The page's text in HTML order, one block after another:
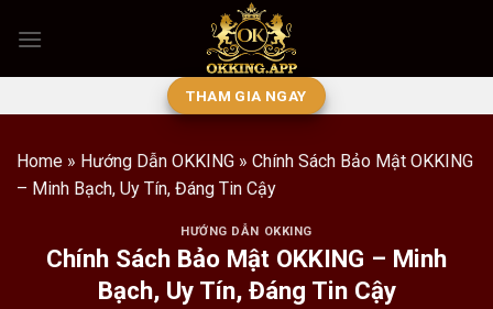
đến
THAM GIA NGAY
Home » Hướng Dẫn OKKING » Chính Sách Bảo Mật OKKING
– Minh Bạch, Uy Tín, Đáng Tin Cậy
HƯỚNG DẪN OKKING
Chính Sách Bảo Mật OKKING – Minh
Bạch, Uy Tín, Đáng Tin Cậy